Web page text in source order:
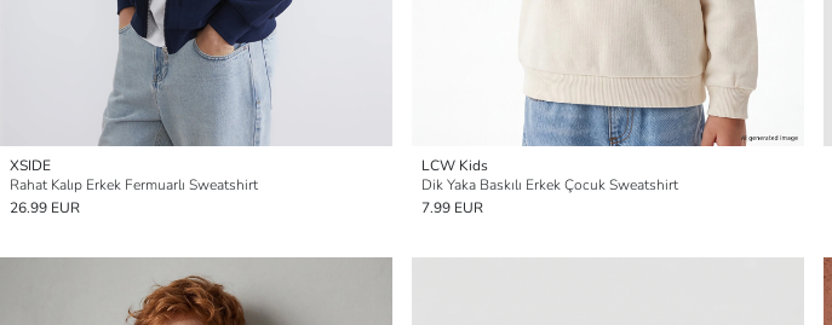
XSIDE
Rahat Kalıp Erkek Fermuarlı Sweatshirt
26.99 EUR
LCW Kids
Dik Yaka Baskılı Erkek Çocuk Sweatshirt
7.99 EUR